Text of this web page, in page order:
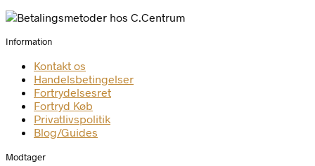
Information
Kontakt os
Handelsbetingelser
Fortrydelsesret
Fortryd Køb
Privatlivspolitik
Blog/Guides
Modtager